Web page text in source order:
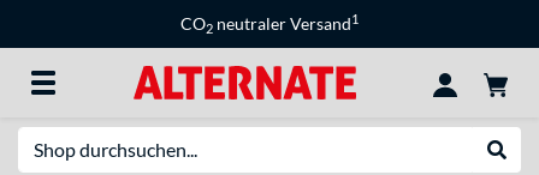
CO2 neutraler Versand1